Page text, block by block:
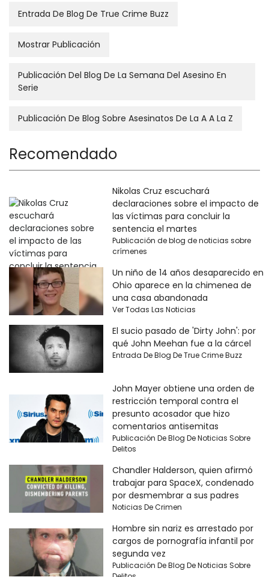
Entrada De Blog De True Crime Buzz
Mostrar Publicación
Publicación Del Blog De La Semana Del Asesino En
Serie
Publicación De Blog Sobre Asesinatos De La A A La Z
Recomendado
Nikolas Cruz escuchará
declaraciones sobre el impacto de
las víctimas para concluir la
sentencia el martes
Publicación de blog de noticias sobre
crímenes
Un niño de 14 años desaparecido en
Ohio aparece en la chimenea de
una casa abandonada
Ver Todas Las Noticias
El sucio pasado de 'Dirty John': por
qué John Meehan fue a la cárcel
Entrada De Blog De True Crime Buzz
John Mayer obtiene una orden de
restricción temporal contra el
presunto acosador que hizo
comentarios antisemitas
Publicación De Blog De Noticias Sobre
Delitos
Chandler Halderson, quien afirmó
trabajar para SpaceX, condenado
por desmembrar a sus padres
Noticias De Crimen
Hombre sin nariz es arrestado por
cargos de pornografía infantil por
segunda vez
Publicación De Blog De Noticias Sobre